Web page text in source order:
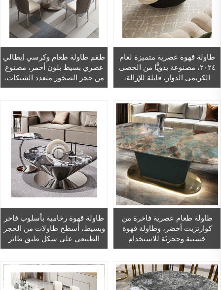
طاولة قهوة عصرية متميزة لعام
٢٠٢٤، مصنوعة يدويًّا من الحصى
الكريمي الدوار، قابلة للإزالة،
ومناسبة لغرفة المعيشة، وتُرفق
طقم طاولة طعام وكرسي إيطالي
عصري بسيط بلون أحمر، مصنوع
من حجر الصخور متعدد الشبكات،
مع أسطح طاولات فاخرة
طاولة طعام عصرية فاخرة من
كوارتزيت أخضر، وطاولة قهوة
خشبية وحجريّة للاستخدام
المنزلي أو المطاعم في غرفة
طاولة قهوة رخامية بأسلوب فاخر
وبسيط، أسطح طاولات من الحجر
الطبيعي على شكل طبق طائر
من الصلب غير القابل للصدأ،